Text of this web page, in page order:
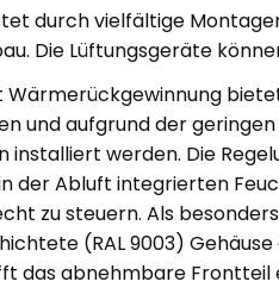
durch vielfältige
Die Lüftungsgeräte
Wärmerückgewinnung
und aufgrund der
installiert werden. Die
der Abluft integrierten
zu steuern. Als
(RAL 9003)
das abnehmbare Frontteil